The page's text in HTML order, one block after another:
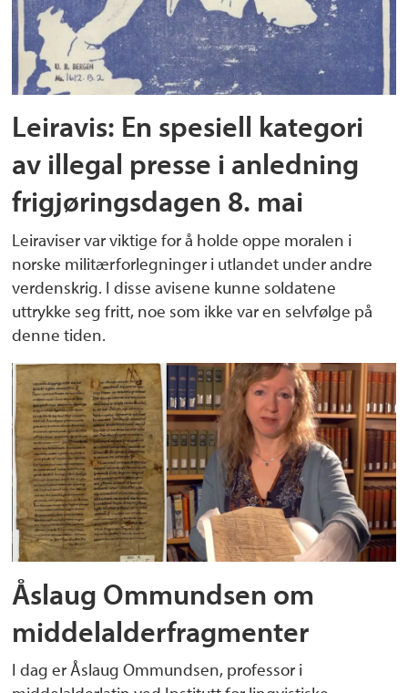
Leiravis: En spesiell kategori
av illegal presse i anledning
frigjøringsdagen 8. mai
Leiraviser var viktige for å holde oppe moralen i
norske militærforlegninger i utlandet under andre
verdenskrig. I disse avisene kunne soldatene
uttrykke seg fritt, noe som ikke var en selvfølge på
denne tiden.
Åslaug Ommundsen om
middelalderfragmenter
I dag er Åslaug Ommundsen, professor i